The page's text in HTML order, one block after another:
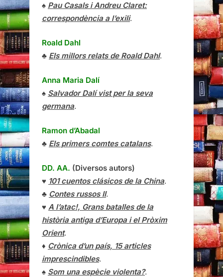
♠ Pau Casals i Andreu Claret:
correspondència a l’exili.
Roald Dahl
♣ Els millors relats de Roald Dahl.
Anna Maria Dalí
♠ Salvador Dalí vist per la seva
germana.
Ramon d’Abadal
♣ Els primers comtes catalans.
DD. AA. (Diversos autors)
♥ 101 cuentos clásicos de la China.
♣ Contes russos II.
♥ A l’atac!, Grans batalles de la
història antiga d’Europa i el Pròxim
Orient.
♦ Crònica d’un país, 15 articles
imprescindibles.
♠ Som una espècie violenta?.